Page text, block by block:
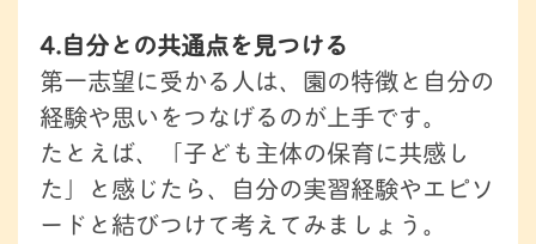
4.自分との共通点を見つける
第一志望に受かる人は、園の特徴と自分の
経験や思いをつなげるのが上手です。
たとえば、「子ども主体の保育に共感し
た」と感じたら、自分の実習経験やエピソ
ードと結びつけて考えてみましょう。